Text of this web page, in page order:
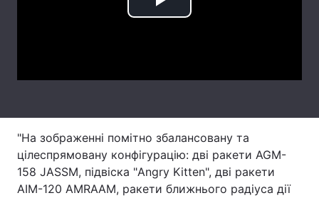
Play
"На зображенні помітно збалансовану та
цілеспрямовану конфігурацію: дві ракети AGM-
158 JASSM, підвіска "Angry Kitten", дві ракети
AIM-120 AMRAAM, ракети ближнього радіуса дії